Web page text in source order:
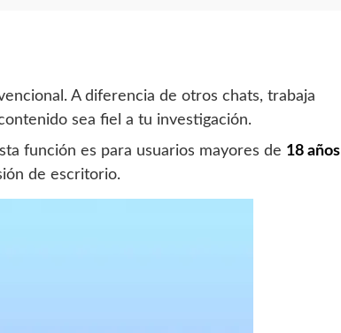
A diferencia de otros chats, trabaja
sea fiel a tu investigación.
función es para usuarios mayores de 18 años
de escritorio.